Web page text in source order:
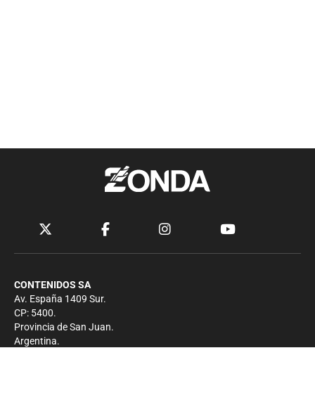
CONTENIDOS SA
Av. España 1409 Sur.
CP: 5400.
Provincia de San Juan.
Argentina.